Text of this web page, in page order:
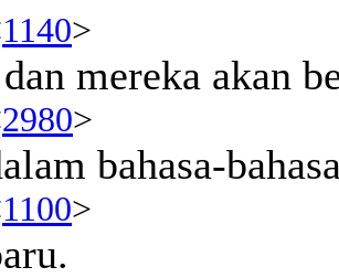
1140>
mereka akan
2980>
bahasa-
1100>